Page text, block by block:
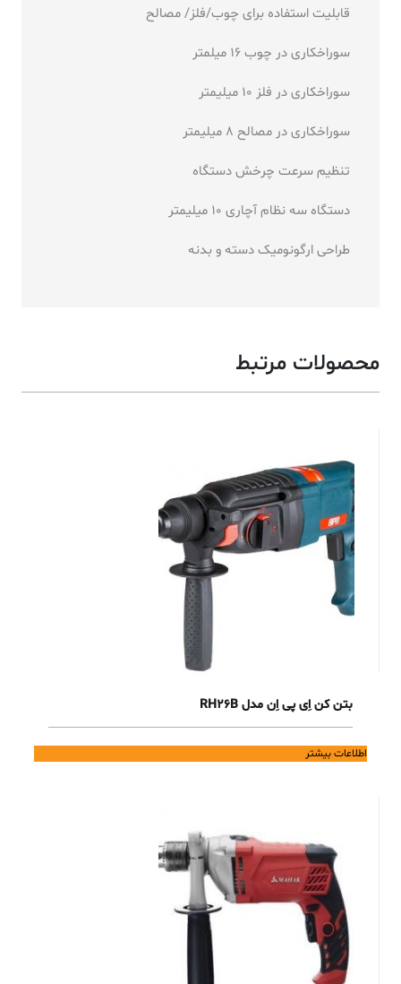
قابلیت استفاده برای چوب/فلز/ مصالح
سوراخکاری در چوب 16 میلمتر
سوراخکاری در فلز 10 میلیمتر
سوراخکاری در مصالح 8 میلیمتر
تنظیم سرعت چرخش دستگاه
دستگاه سه نظام آچاری 10 میلیمتر
طراحی ارگونومیک دسته و بدنه
محصولات مرتبط
بتن کن اِی پی اِن مدل RH26B
اطلاعات بیشتر